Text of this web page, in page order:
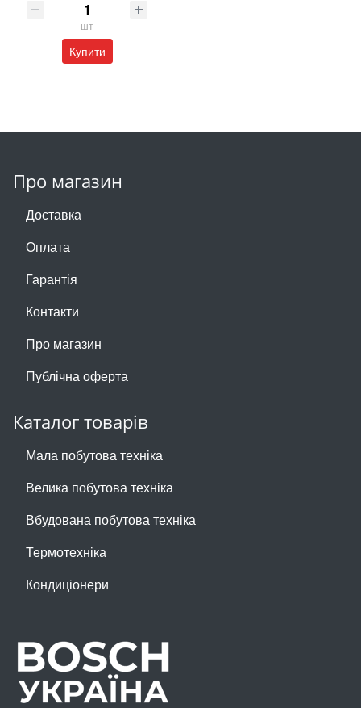
шт
Купити
Про магазин
Доставка
Оплата
Гарантія
Контакти
Про магазин
Публічна оферта
Каталог товарів
Мала побутова техніка
Велика побутова техніка
Вбудована побутова техніка
Термотехніка
Кондиціонери